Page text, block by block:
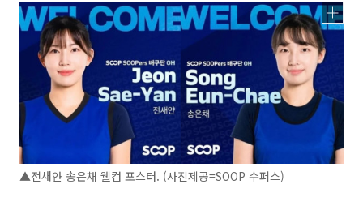
▲전새얀 송은채 웰컴 포스터. (사진제공=SOOP 수퍼스)